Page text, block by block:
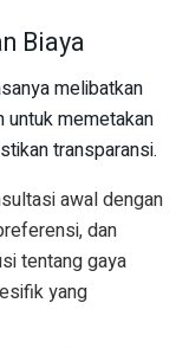
Biaya
melibatkan
untuk memetakan
transparansi.
awal dengan
dan
tentang gaya
yang